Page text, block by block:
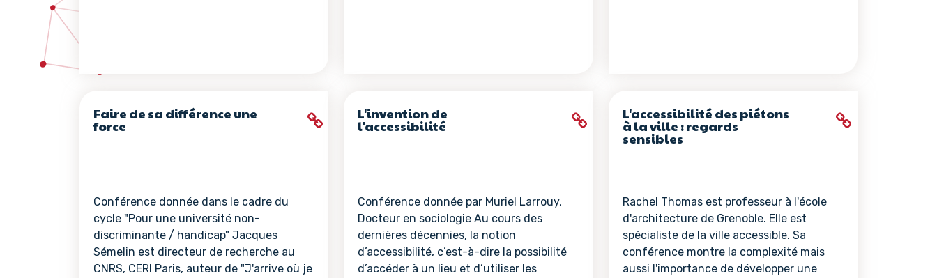
Faire de sa différence une
force
Conférence donnée dans le cadre du
cycle "Pour une université non-
discriminante / handicap" Jacques
Sémelin est directeur de recherche au
CNRS, CERI Paris, auteur de "J'arrive où je
L'invention de
l'accessibilité
Conférence donnée par Muriel Larrouy,
Docteur en sociologie Au cours des
dernières décennies, la notion
d’accessibilité, c’est-à-dire la possibilité
d’accéder à un lieu et d’utiliser les
L'accessibilité des piétons
à la ville : regards
sensibles
Rachel Thomas est professeur à l'école
d'architecture de Grenoble. Elle est
spécialiste de la ville accessible. Sa
conférence montre la complexité mais
aussi l'importance de développer une